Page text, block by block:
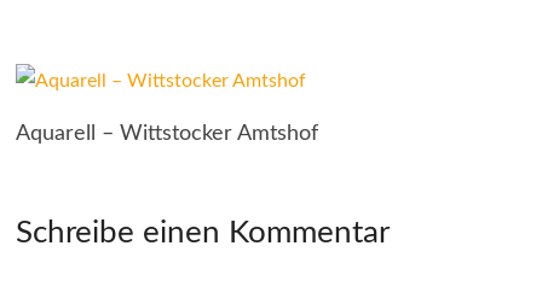
Aquarell – Wittstocker Amtshof
Schreibe einen Kommentar